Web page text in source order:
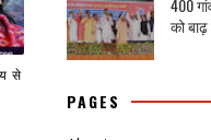
से
400
को
PAGES